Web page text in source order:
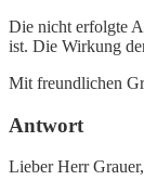
Die nicht erfolgte
ist. Die Wirkung
Mit freundlichen
Antwort
Lieber Herr Grauer,